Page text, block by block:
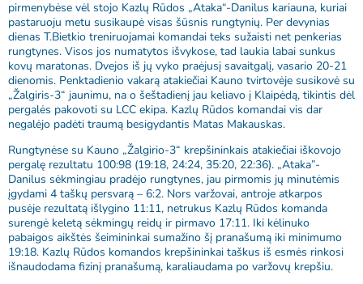
pirmenybėse vėl stojo Kazlų Rūdos „Ataka“-Danilus kariauna, kuriai
pastaruoju metu susikaupė visas šūsnis rungtynių. Per devynias
dienas T.Bietkio treniruojamai komandai teks sužaisti net penkerias
rungtynes. Visos jos numatytos išvykose, tad laukia labai sunkus
kovų maratonas. Dvejos iš jų vyko praėjusį savaitgalį, vasario 20-21
dienomis. Penktadienio vakarą atakiečiai Kauno tvirtovėje susikovė su
„Žalgiris-3“ jaunimu, na o šeštadienį jau keliavo į Klaipėdą, tikintis dėl
pergalės pakovoti su LCC ekipa. Kazlų Rūdos komandai vis dar
negalėjo padėti traumą besigydantis Matas Makauskas.
Rungtynėse su Kauno „Žalgirio-3“ krepšininkais atakiečiai iškovojo
pergalę rezultatu 100:98 (19:18, 24:24, 35:20, 22:36). „Ataka”-
Danilus sėkmingiau pradėjo rungtynes, jau pirmomis jų minutėmis
įgydami 4 taškų persvarą – 6:2. Nors varžovai, antroje atkarpos
pusėje rezultatą išlygino 11:11, netrukus Kazlų Rūdos komanda
surengė keletą sėkmingų reidų ir pirmavo 17:11. Iki kėlinuko
pabaigos aikštės šeimininkai sumažino šį pranašumą iki minimumo
19:18. Kazlų Rūdos komandos krepšininkai taškus iš esmės rinkosi
išnaudodama fizinį pranašumą, karaliaudama po varžovų krepšiu.